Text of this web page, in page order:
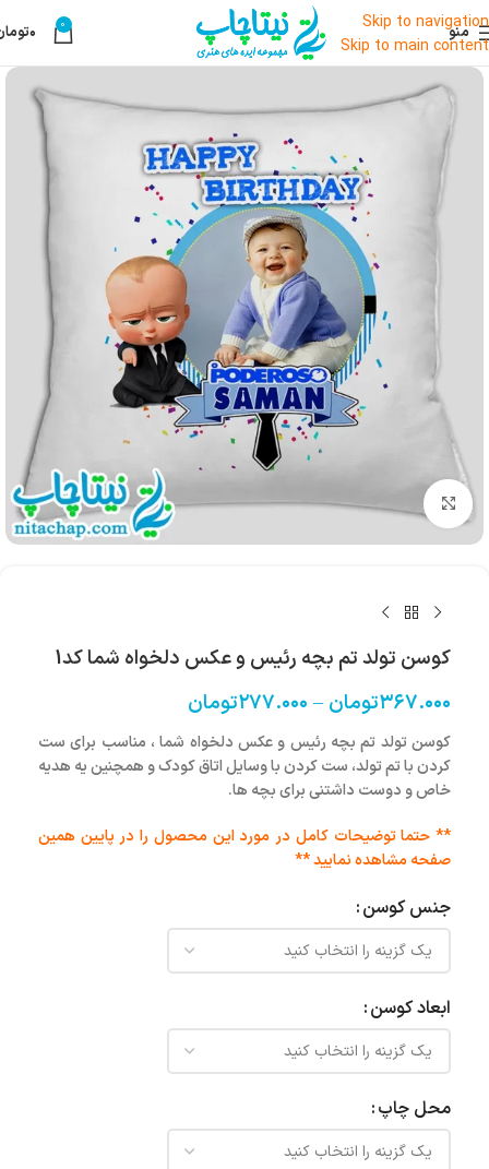
Skip to navigation
Skip to main content
منو 0 ۰
بزرگنمایی تصویر
کوسن تولد تم بچه رئیس و عکس دلخواه شما کد1
۳۶۷.۰۰۰تومان – ۲۷۷.۰۰۰تومان
کوسن تولد تم بچه رئیس و عکس دلخواه شما ، مناسب برای ست
کردن با تم تولد، ست کردن با وسایل اتاق کودک و همچنین یه هدیه
خاص و دوست داشتنی برای بچه ها.
** حتما توضیحات کامل در مورد این محصول را در پایین همین
صفحه مشاهده نمایید **
جنس کوسن
ابعاد کوسن
محل چاپ